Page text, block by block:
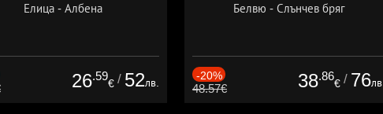
Елица - Албена
26.59
€ / 52лв.
Белвю - Слънчев бряг
-20%
48.57€ 38.86
€ / 76лв.